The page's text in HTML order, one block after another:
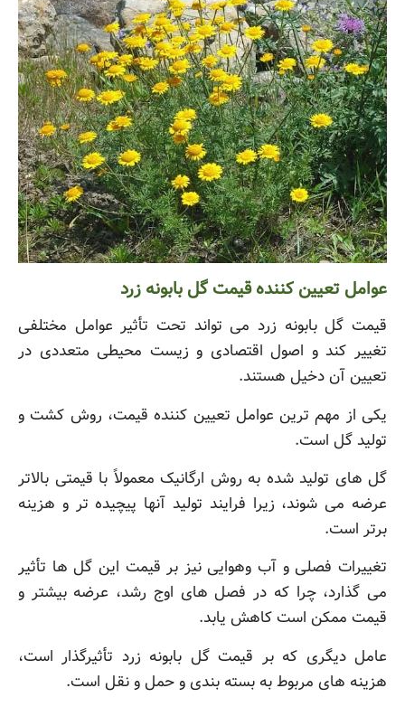
عوامل تعیین کننده قیمت گل بابونه زرد
قیمت گل بابونه زرد می تواند تحت تأثیر عوامل مختلفی
تغییر کند و اصول اقتصادی و زیست محیطی متعددی در
تعیین آن دخیل هستند.
یکی از مهم ترین عوامل تعیین کننده قیمت، روش کشت و
تولید گل است.
گل های تولید شده به روش ارگانیک معمولاً با قیمتی بالاتر
عرضه می شوند، زیرا فرایند تولید آنها پیچیده تر و هزینه
برتر است.
تغییرات فصلی و آب وهوایی نیز بر قیمت این گل ها تأثیر
می گذارد، چرا که در فصل های اوج رشد، عرضه بیشتر و
قیمت ممکن است کاهش یابد.
عامل دیگری که بر قیمت گل بابونه زرد تأثیرگذار است،
هزینه های مربوط به بسته بندی و حمل و نقل است.